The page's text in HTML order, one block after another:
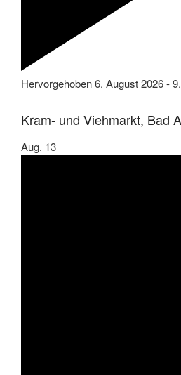
Hervorgehoben6. August 2026-
Kram- und Viehmarkt, Bad
Aug. 13